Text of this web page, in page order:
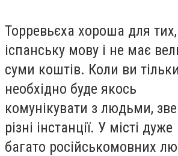
Торревьєха хороша для
іспанську мову і не має
суми коштів. Коли ви
необхідно буде якось
комунікувати з людьми,
різні інстанції. У місті дуже
багато російськомовних